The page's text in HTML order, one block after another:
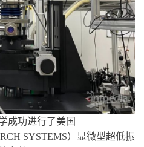
成功进行了美国
SYSTEMS）显微型超低振